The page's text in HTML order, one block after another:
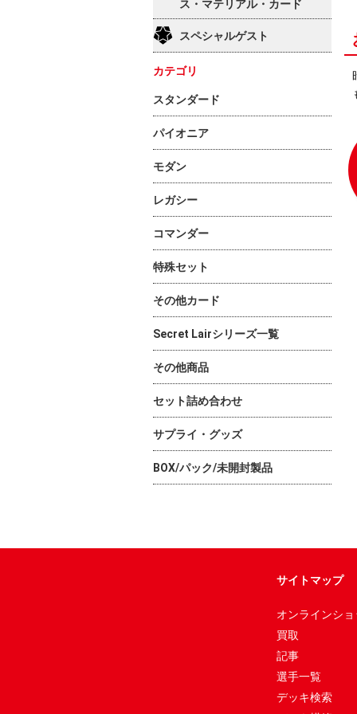
サイトマップ
オンラインシ
買取
記事
選手一覧
デッキ検索